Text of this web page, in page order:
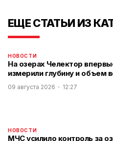
ЕЩЕ СТАТЬИ ИЗ
НОВОСТИ
На озерах Челектор
измерили глубину и объем
09 августа 2026 12:27
НОВОСТИ
МЧС усилило контроль за